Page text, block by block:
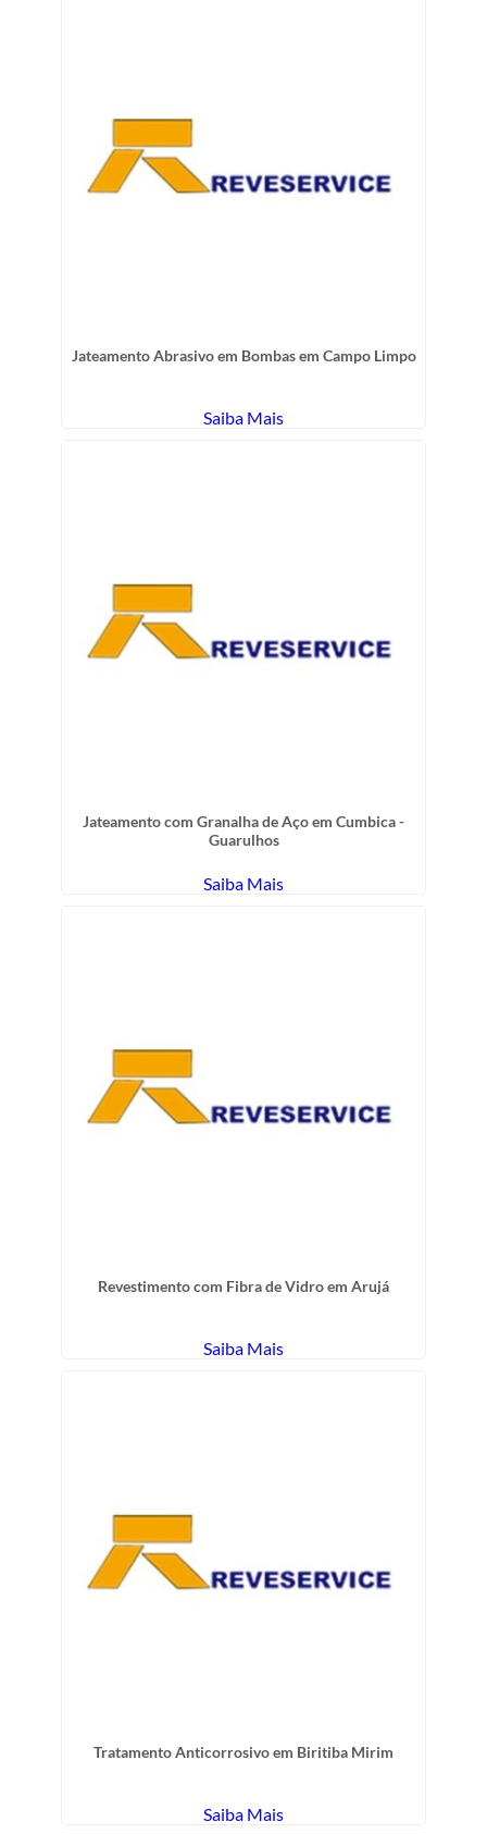
Jateamento Abrasivo em Bombas em Campo Limpo
Saiba Mais
Jateamento com Granalha de Aço em Cumbica -
Guarulhos
Saiba Mais
Revestimento com Fibra de Vidro em Arujá
Saiba Mais
Tratamento Anticorrosivo em Biritiba Mirim
Saiba Mais